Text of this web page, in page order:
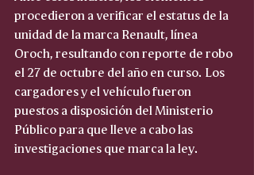
procedieron a verificar el estatus de la
unidad de la marca Renault, línea
Oroch, resultando con reporte de robo
el 27 de octubre del año en curso. Los
cargadores y el vehículo fueron
puestos a disposición del Ministerio
Público para que lleve a cabo las
investigaciones que marca la ley.